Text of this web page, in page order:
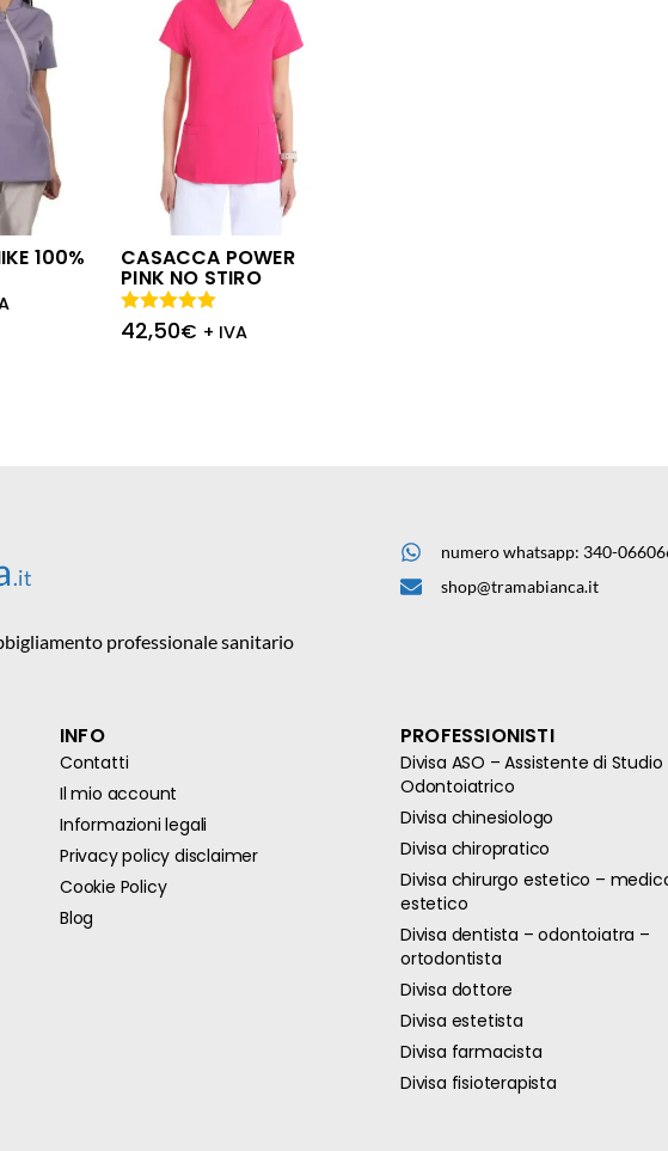
100% CASACCA POWER
PINK NO STIRO
42,50€ + IVA
Valutato
5.00
professionale sanitario
numero whatsapp: 340-
shop@tramabianca.it
INFO
Contatti
Il mio account
Informazioni legali
Privacy policy disclaimer
Cookie Policy
Blog
PROFESSIONISTI
Divisa ASO – Assistente di Studio
Odontoiatrico
Divisa chinesiologo
Divisa chiropratico
Divisa chirurgo estetico –
estetico
Divisa dentista – odontoiatra –
ortodontista
Divisa dottore
Divisa estetista
Divisa farmacista
Divisa fisioterapista